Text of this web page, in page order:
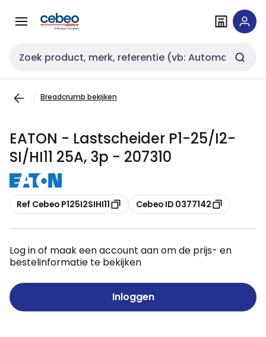
naar
naar
Zoekveld invoer
Breadcrumb bekijken
EATON - Lastscheider P1-25/I2-
SI/HI11 25A, 3p - 207310
Kopiëren
Ref Cebeo P125I2SIHI11 Kopiëren
Cebeo ID 0377142
Log in of maak een account aan om de prijs- en
bestelinformatie te bekijken
Inloggen